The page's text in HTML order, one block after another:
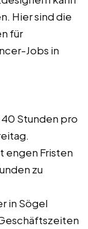
Hier sind die
für
Jobs in
Stunden pro
engen Fristen
zu
in Sögel